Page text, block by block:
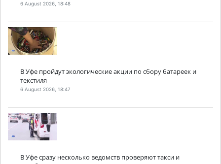
6 August 2026, 18:48
В Уфе пройдут экологические акции по сбору батареек и
текстиля
6 August 2026, 18:47
В Уфе сразу несколько ведомств проверяют такси и